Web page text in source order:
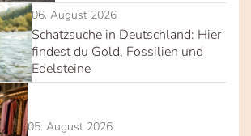
06. August 2026
Schatzsuche in Deutschland: Hier
findest du Gold, Fossilien und
Edelsteine
05. August 2026